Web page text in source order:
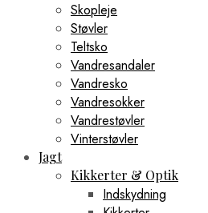
Skopleje
Støvler
Teltsko
Vandresandaler
Vandresko
Vandresokker
Vandrestøvler
Vinterstøvler
Jagt
Kikkerter & Optik
Indskydning